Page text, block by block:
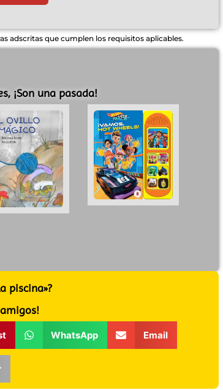
adscritas que cumplen los requisitos aplicables.
¡Son una pasada!
piscina»?
WhatsApp Email